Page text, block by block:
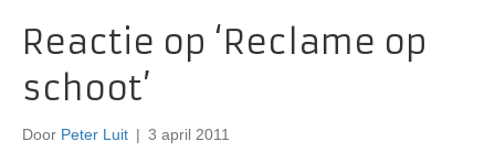
Reactie op ‘Reclame op
schoot’
Door Peter Luit | 3 april 2011